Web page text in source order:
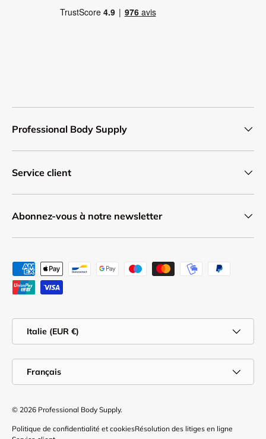
Professional Body Supply
Service client
Abonnez-vous à notre newsletter
Moyens de paiement acceptés
Italie (EUR €)
Français
© 2026 Professional Body Supply.
Politique de confidentialité et cookiesRésolution des litiges en ligne